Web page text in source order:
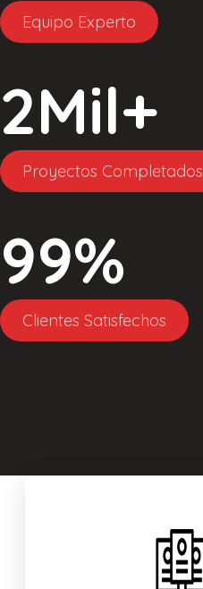
Equipo Experto
2Mil+
Proyectos Completados
99%
Clientes Satisfechos